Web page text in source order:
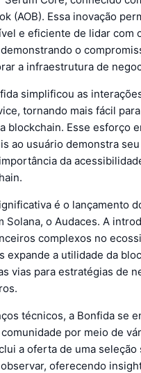
(AOB). Essa inovação
e eficiente de lidar com
o
a infraestrutura de
simplificou as
tornando mais fácil
blockchain. Esse esforço
ao usuário demonstra seu
da
é o lançamento
Solana, o Audaces. A
complexos no
expande a utilidade da
vias para estratégias de
técnicos, a Bonfida se
por meio de
a oferta de uma seleção
oferecendo